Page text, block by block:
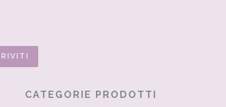
CATEGORIE PRODOTTI